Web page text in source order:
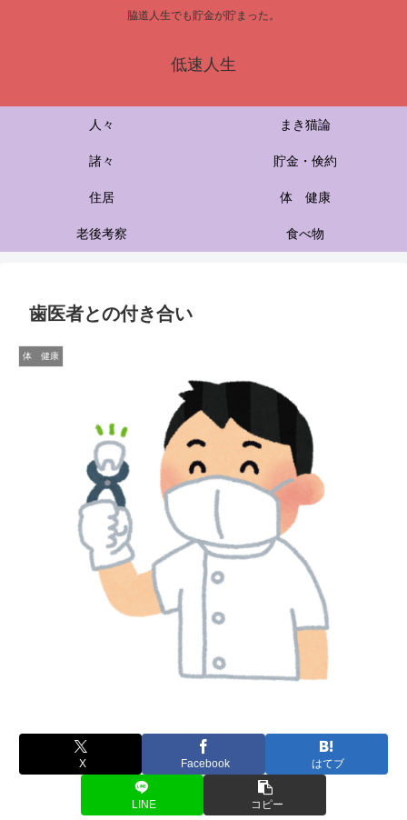
脇道人生でも貯金が貯まった。
低速人生
人々 まき猫論
諸々 貯金・倹約
住居 体 健康
老後考察 食べ物
歯医者との付き合い
体 健康
X Facebook はてブ
LINE コピー